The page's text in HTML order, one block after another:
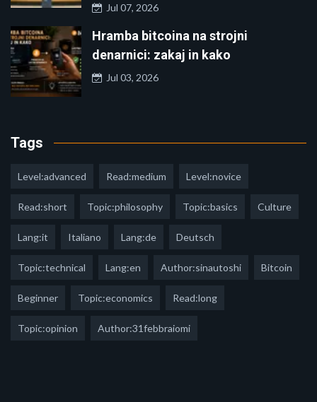
Jul 07, 2026
Hramba bitcoina na strojni
denarnici: zakaj in kako
Jul 03, 2026
Tags
Level:advanced Read:medium Level:novice
Read:short Topic:philosophy Topic:basics Culture
Lang:it Italiano Lang:de Deutsch
Topic:technical Lang:en Author:sinautoshi Bitcoin
Beginner Topic:economics Read:long
Topic:opinion Author:31febbraiomi